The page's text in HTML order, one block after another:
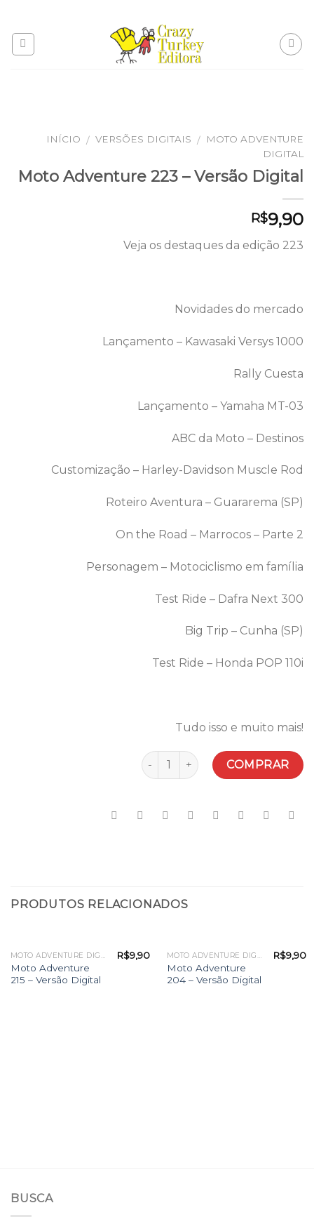
content
INÍCIO / VERSÕES DIGITAIS /
MOTO ADVENTURE
DIGITAL
Moto Adventure 223 – Versão Digital
R$9,90
Veja os destaques da edição 223
Novidades do mercado
Lançamento – Kawasaki Versys 1000
Rally Cuesta
Lançamento – Yamaha MT-03
ABC da Moto – Destinos
Customização – Harley-Davidson Muscle Rod
Roteiro Aventura – Guararema (SP)
On the Road – Marrocos – Parte 2
Personagem – Motociclismo em família
Test Ride – Dafra Next 300
Big Trip – Cunha (SP)
Test Ride – Honda POP 110i
Tudo isso e muito mais!
Quantidade COMPRAR
PRODUTOS RELACIONADOS
MOTO ADVENTURE DIGITAL
Moto Adventure
215 – Versão Digital
R$9,90 MOTO ADVENTURE DIGITAL
Moto Adventure
204 – Versão Digital
R$9,90
BUSCA